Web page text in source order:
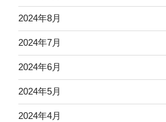
2024年8月
2024年7月
2024年6月
2024年5月
2024年4月